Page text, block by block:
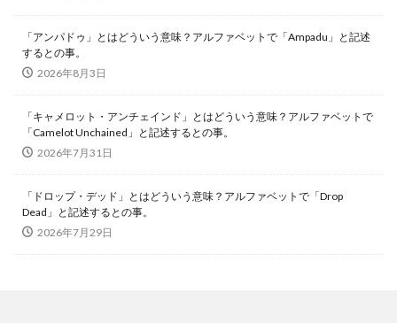
「アンパドゥ」とはどういう意味？アルファベットで「Ampadu」と記述
するとの事。
2026年8月3日
「キャメロット・アンチェインド」とはどういう意味？アルファベットで
「Camelot Unchained」と記述するとの事。
2026年7月31日
「ドロップ・デッド」とはどういう意味？アルファベットで「Drop
Dead」と記述するとの事。
2026年7月29日